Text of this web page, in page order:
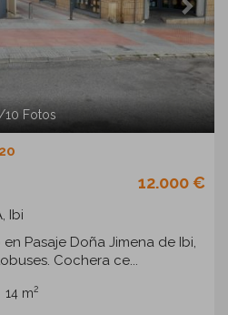
/10 Fotos
12.000 €
Ibi
Pasaje Doña Jimena de Ibi,
Cochera ce...
14 m2